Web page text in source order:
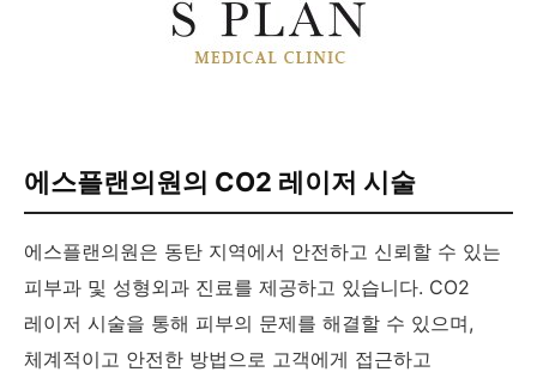
에스플랜의원의 CO2 레이저 시술
에스플랜의원은 동탄 지역에서 안전하고 신뢰할 수 있는
피부과 및 성형외과 진료를 제공하고 있습니다. CO2
레이저 시술을 통해 피부의 문제를 해결할 수 있으며,
체계적이고 안전한 방법으로 고객에게 접근하고